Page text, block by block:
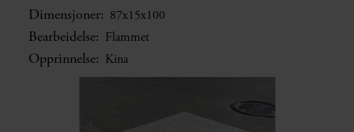
Dimensjoner: 87x15x100
Bearbeidelse: Flammet
Opprinnelse: Kina